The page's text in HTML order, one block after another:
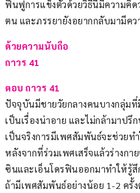
ฟื้นฟูการแข็งตัวด้วยวิธีนี้มีความคิด
ตน และภรรยายังอยากกลับมามีค
ด้วยความนับถือ
ถาวร 41
ตอบ ถาวร 41
ปัจจุบันมีชายวัยกลางคนบางกลุ่ม
เป็นเรื่องน่าอาย และไม่กล้ามาปรึ
เป็นจริงการมีเพศสัมพันธ์จะช่วยท
หลังจากที่ร่วมเพศเสร็จแล้วร่างกา
ซินและเอ็นโดรฟินออกมาทำให้รู้สึ
ถ้ามีเพศสัมพันธ์อย่างน้อย 1-2 ครั้